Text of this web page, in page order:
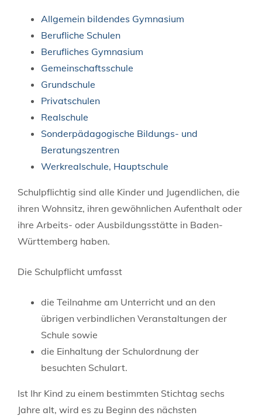
Allgemein bildendes Gymnasium
Berufliche Schulen
Berufliches Gymnasium
Gemeinschaftsschule
Grundschule
Privatschulen
Realschule
Sonderpädagogische Bildungs- und
Beratungszentren
Werkrealschule, Hauptschule
Schulpflichtig sind alle Kinder und Jugendlichen, die
ihren Wohnsitz, ihren gewöhnlichen Aufenthalt oder
ihre Arbeits- oder Ausbildungsstätte in Baden-
Württemberg haben.
Die Schulpflicht umfasst
die Teilnahme am Unterricht und an den
übrigen verbindlichen Veranstaltungen der
Schule sowie
die Einhaltung der Schulordnung der
besuchten Schulart.
Ist Ihr Kind zu einem bestimmten Stichtag sechs
Jahre alt, wird es zu Beginn des nächsten